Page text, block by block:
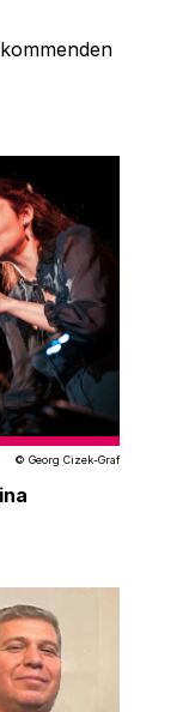
© Georg Cizek-Graf